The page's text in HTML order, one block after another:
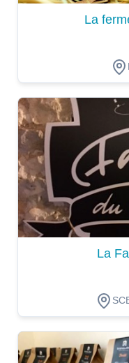
La
Dégustation
La
Dégustation